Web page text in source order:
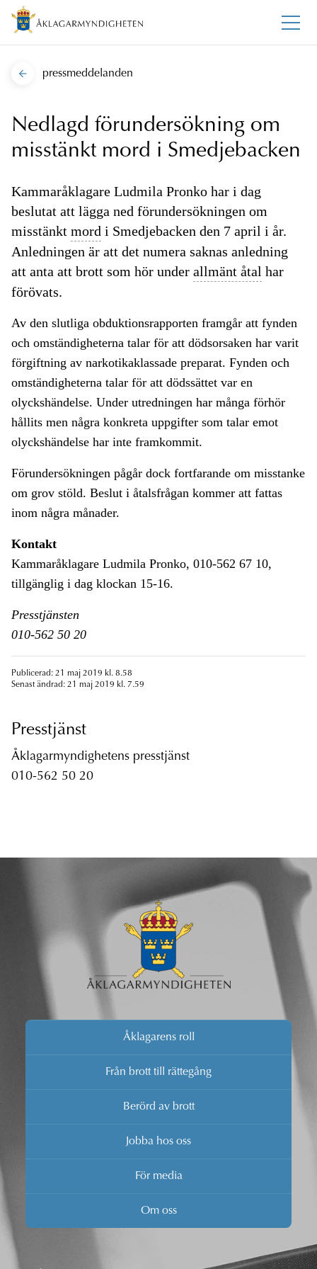
pressmeddelanden
Nedlagd förundersökning om
misstänkt mord i Smedjebacken
Kammaråklagare Ludmila Pronko har i dag
beslutat att lägga ned förundersökningen om
misstänkt mord i Smedjebacken den 7 april i år.
Anledningen är att det numera saknas anledning
att anta att brott som hör under allmänt åtal har
förövats.
Av den slutliga obduktionsrapporten framgår att fynden
och omständigheterna talar för att dödsorsaken har varit
förgiftning av narkotikaklassade preparat. Fynden och
omständigheterna talar för att dödssättet var en
olyckshändelse. Under utredningen har många förhör
hållits men några konkreta uppgifter som talar emot
olyckshändelse har inte framkommit.
Förundersökningen pågår dock fortfarande om misstanke
om grov stöld. Beslut i åtalsfrågan kommer att fattas
inom några månader.
Kontakt
Kammaråklagare Ludmila Pronko, 010-562 67 10,
tillgänglig i dag klockan 15-16.
Presstjänsten
010-562 50 20
Publicerad: 21 maj 2019 kl. 8.58
Senast ändrad: 21 maj 2019 kl. 7.59
Presstjänst
Åklagarmyndighetens presstjänst
010-562 50 20
Åklagarens roll
Från brott till rättegång
Berörd av brott
Jobba hos oss
För media
Om oss